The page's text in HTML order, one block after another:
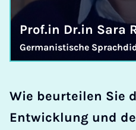
Prof.in Dr.in Sara
Germanistische
Wie beurteilen Sie
Entwicklung und